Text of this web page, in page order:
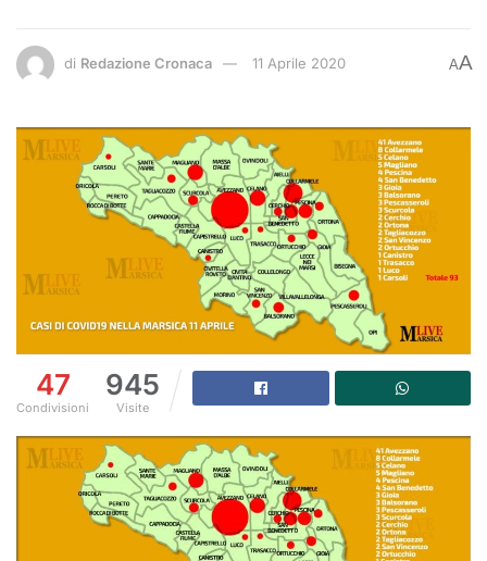
di Redazione Cronaca 11 Aprile 2020 AA
47
Condivisioni
945
Visite